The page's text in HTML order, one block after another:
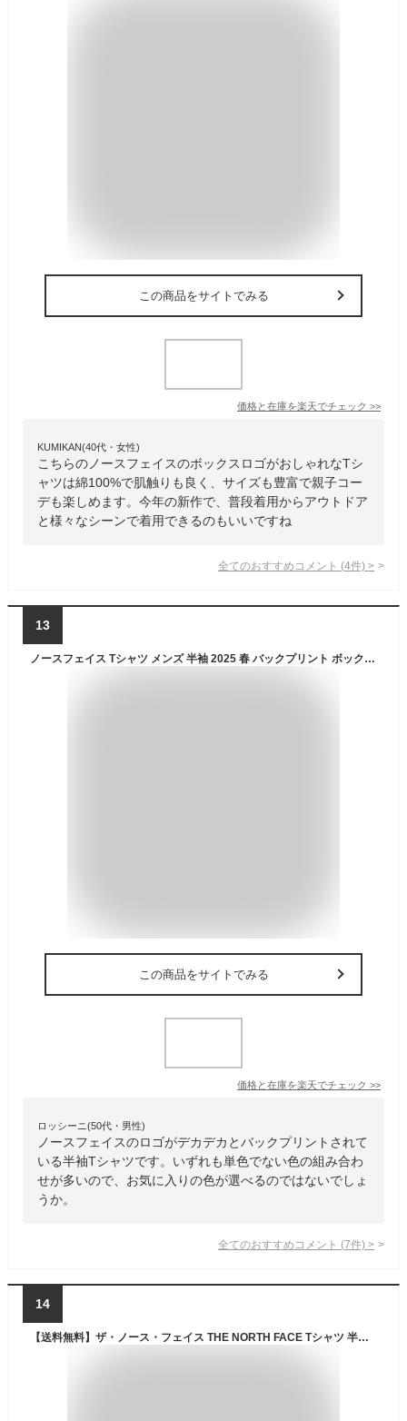
この商品をサイトでみる
価格と在庫を楽天でチェック >>
KUMIKAN(40代・女性)
こちらのノースフェイスのボックスロゴがおしゃれなTシ
ャツは綿100%で肌触りも良く、サイズも豊富で親子コー
デも楽しめます。今年の新作で、普段着用からアウトドア
と様々なシーンで着用できるのもいいですね
全てのおすすめコメント (4件) >
13
ノースフェイス Tシャツ メンズ 半袖 2025 春 バックプリント ボックスロゴ THE NORTH FACE BOX NSE Tee 半袖Tシャツ 新作 ブランド ノースフェイスTシャツ アウトドアブランド ティーシャツ レディース 大きいサイズ おしゃれ 黒 ブラック 白 ホワイト カーキ ネイビー
この商品をサイトでみる
価格と在庫を楽天でチェック >>
ロッシーニ(50代・男性)
ノースフェイスのロゴがデカデカとバックプリントされて
いる半袖Tシャツです。いずれも単色でない色の組み合わ
せが多いので、お気に入りの色が選べるのではないでしょ
うか。
全てのおすすめコメント (7件) >
14
【送料無料】ザ・ノース・フェイス THE NORTH FACE Tシャツ 半袖 メンズ ヒストリカル ロゴ ( Historical Logo S/S Tee 2025春夏 NT32407 ザ・ノース・フェイス THE・NORTHFACE )( 父の日ギフト プレゼント 父の日 ラッピング対応可能 2025 )[M便 1/1]